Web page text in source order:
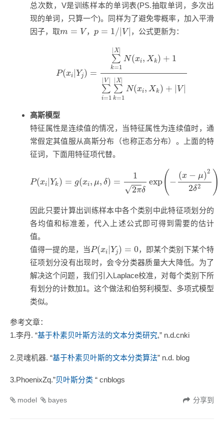
总次数，V是训练样本的单词表(PS.抽取单词，多次出
现的单词，只算一个)。同样为了避免零概率，加入平滑
因子，取m = V
m =V ，p = 1/ V|
p /| V| ，公式更新为：
P(xi Yj) =
X|
∑
k=1
N(xi, Xk) + 1
|V|
∑
i=1
|X|
∑
k=1
N(xi, Xk) + V|
| X
高斯模型
特征属性是连续值的情况，当特征属性为连续值时，通
常假定其值服从高斯分布（也称正态分布）。上面的特
征词，下面用特征项代替。
P(xi Yk) = g(xi, μ, δ) =
1
√2πδ
exp( −
(x − μ)2
2δ2 )
x ) )
因此只要计算出训练样本中各个类别中此特征项划分的
各均值和标准差，代入上述公式即可得到需要的估计
值。
值得一提的是，当P(xi Yj) = 0
P(xi Yj)=
，即某个类别下某个特
征项划分没有出现时，会令分类器质量大大降低。为了
解决这个问题，我们引入Laplace校准，对每个类别下所
有划分的计数加1。这个做法和伯努利模型、多项式模型
类似。
参考文章：
1.李丹. “基于朴素贝叶斯方法的文本分类研究,” n.d.cnki
2.灵魂机器. “基于朴素贝叶斯的文本分类算法” n.d. blog
3.PhoenixZq.”贝叶斯分类 “ cnblogs
分享到
model bayes